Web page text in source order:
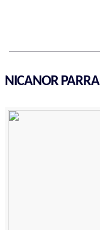
NICANOR PARRA